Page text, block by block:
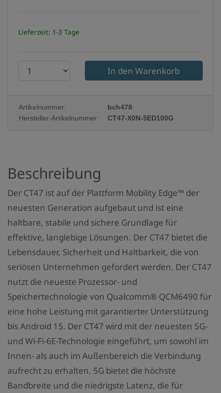
Lieferzeit: 1-3 Tage
r
d
a
Artikelnummer:
bch478
Hersteller-Artikelnummer:
CT47-X0N-5ED100G
Beschreibung
Der CT47 ist auf der Plattform Mobility Edge™ der
neuesten Generation aufgebaut und ist eine
haltbare, stabile und sichere Grundlage für
effektive, langlebige Lösungen. Der CT47 bietet die
Lebensdauer, Sicherheit und Haltbarkeit, die von
seriösen Unternehmen gefordert werden. Der CT47
nutzt die neueste Prozessor- und
Speichertechnologie von Qualcomm® QCM6490 für
eine hohe Leistung mit garantierter Unterstützung
bis Android 15. Der CT47 wird mit der neuesten 5G-
und Wi-Fi-6E-Technologie eingeführt, um sowohl im
Innen- als auch im Außenbereich die Verbindung
aufrecht zu erhalten. 5G bietet die höchste
Bandbreite und die niedrigste Latenz, die für